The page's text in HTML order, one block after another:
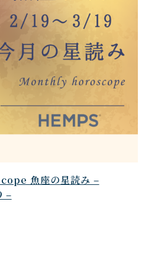
魚座の星読み –
–